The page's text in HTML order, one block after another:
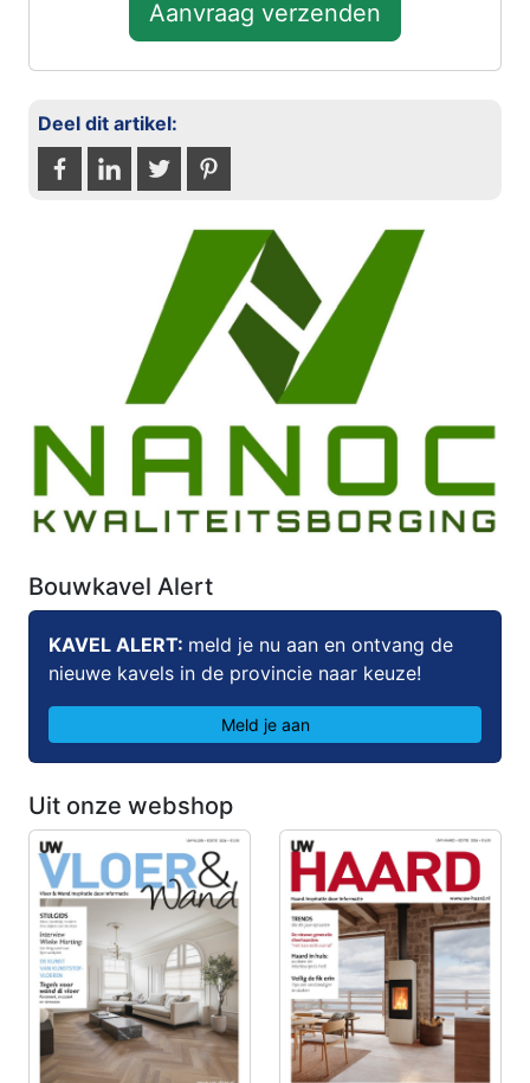
Aanvraag verzenden
Deel dit artikel:
Bouwkavel Alert
KAVEL ALERT: meld je nu aan en ontvang de
nieuwe kavels in de provincie naar keuze!
Meld je aan
Uit onze webshop